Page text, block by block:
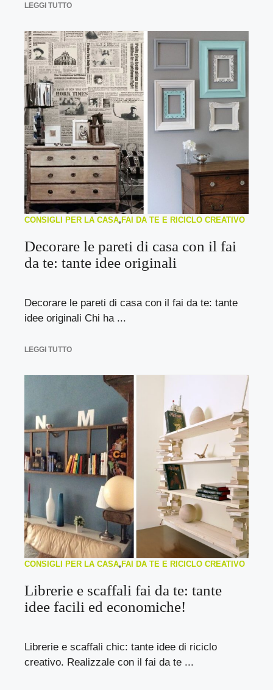
LEGGI TUTTO
CONSIGLI PER LA CASA,FAI DA TE E RICICLO CREATIVO
Decorare le pareti di casa con il fai
da te: tante idee originali
Decorare le pareti di casa con il fai da te: tante
idee originali Chi ha ...
LEGGI TUTTO
CONSIGLI PER LA CASA, FAI DA TE E RICICLO CREATIVO
Librerie e scaffali fai da te: tante
idee facili ed economiche!
Librerie e scaffali chic: tante idee di riciclo
creativo. Realizzale con il fai da te ...